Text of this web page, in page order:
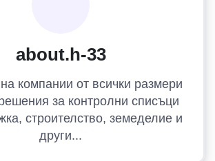
about.h-33
компании от всички размери
за контролни списъци
строителство, земеделие и
други...